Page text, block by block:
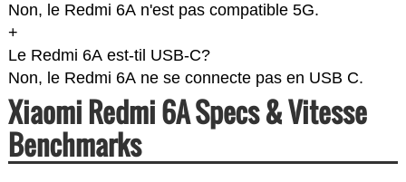
Non, le Redmi 6A n'est pas compatible 5G.
+
Le Redmi 6A est-til USB-C?
Non, le Redmi 6A ne se connecte pas en USB C.
Xiaomi Redmi 6A Specs & Vitesse
Benchmarks